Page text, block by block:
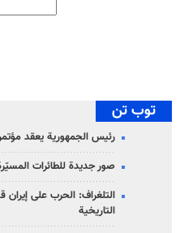
توب تن
رئيس الجمهورية يعقد
صور جديدة للطائرات
التلغراف: الحرب على إيران
التاريخية